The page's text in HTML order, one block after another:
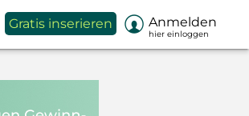
Gratis inserieren  Anmelden
hier einloggen